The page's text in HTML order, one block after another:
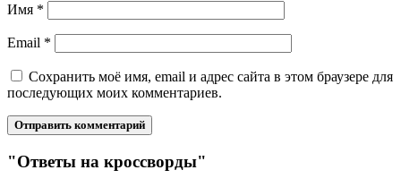
Имя *
Email *
Сохранить моё имя, email и адрес сайта в этом браузере для
последующих моих комментариев.
"Ответы на кроссворды"